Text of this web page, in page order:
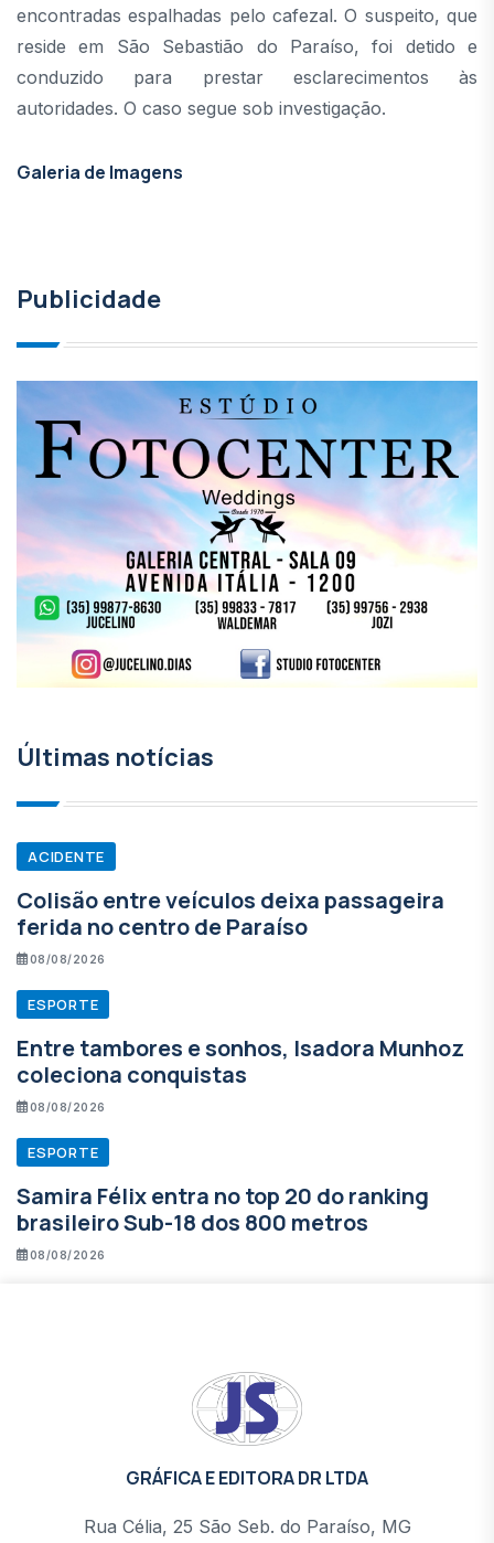
encontradas espalhadas pelo cafezal. O suspeito, que
reside em São Sebastião do Paraíso, foi detido e
conduzido para prestar esclarecimentos às
autoridades. O caso segue sob investigação.
Galeria de Imagens
Publicidade
Últimas notícias
ACIDENTE
Colisão entre veículos deixa passageira
ferida no centro de Paraíso
08/08/2026
ESPORTE
Entre tambores e sonhos, Isadora Munhoz
coleciona conquistas
08/08/2026
ESPORTE
Samira Félix entra no top 20 do ranking
brasileiro Sub-18 dos 800 metros
08/08/2026
GRÁFICA E EDITORA DR LTDA
Rua Célia, 25 São Seb. do Paraíso, MG